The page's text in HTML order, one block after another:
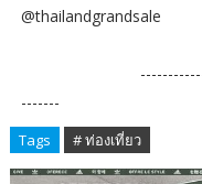
@thailandgrandsale
-------
Tags # ท่องเที่ยว